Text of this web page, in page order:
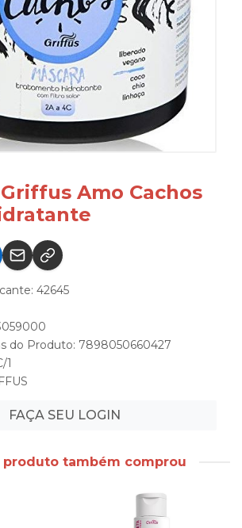
Amo Cachos
42645
do Produto: 7898050660427
1
FAÇA SEU LOGIN
produto também comprou